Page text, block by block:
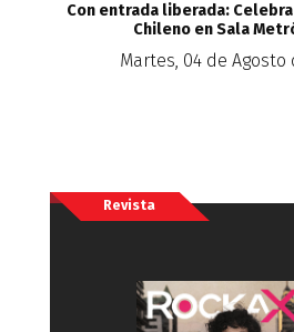
Con entrada liberada:
Chileno en Sala
Martes, 04 de Agosto
Revista